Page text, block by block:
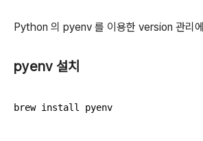
Python 의 pyenv 를 이용한 version 관리
pyenv 설치
brew install pyenv